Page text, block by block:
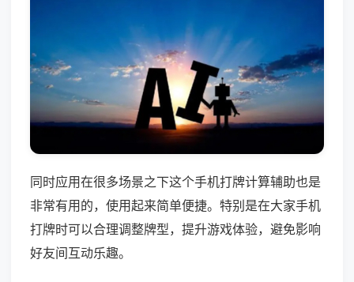
同时应用在很多场景之下这个手机打牌计算辅助也是
非常有用的，使用起来简单便捷。特别是在大家手机
打牌时可以合理调整牌型，提升游戏体验，避免影响
好友间互动乐趣。